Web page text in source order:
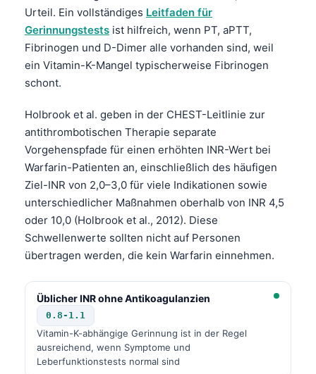
Urteil. Ein vollständiges Leitfaden für
Gerinnungstests ist hilfreich, wenn PT, aPTT,
Fibrinogen und D-Dimer alle vorhanden sind, weil
ein Vitamin-K-Mangel typischerweise Fibrinogen
schont.
Holbrook et al. geben in der CHEST-Leitlinie zur
antithrombotischen Therapie separate
Vorgehenspfade für einen erhöhten INR-Wert bei
Warfarin-Patienten an, einschließlich des häufigen
Ziel-INR von 2,0–3,0 für viele Indikationen sowie
unterschiedlicher Maßnahmen oberhalb von INR 4,5
oder 10,0 (Holbrook et al., 2012). Diese
Schwellenwerte sollten nicht auf Personen
übertragen werden, die kein Warfarin einnehmen.
Üblicher INR ohne Antikoagulanzien
0.8-1.1
Vitamin-K-abhängige Gerinnung ist in der Regel
ausreichend, wenn Symptome und
Leberfunktionstests normal sind